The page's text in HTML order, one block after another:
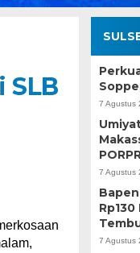
SLB
7 Agustus
7 Agustus
7 Agustus